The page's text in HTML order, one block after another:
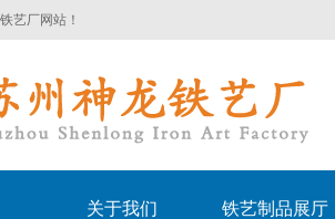
艺厂网站！
关于我们 铁艺制品展厅